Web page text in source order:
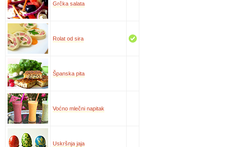
Grčka salata
Rolat od sira
Španska pita
Voćno mlečni napitak
Uskršnja jaja